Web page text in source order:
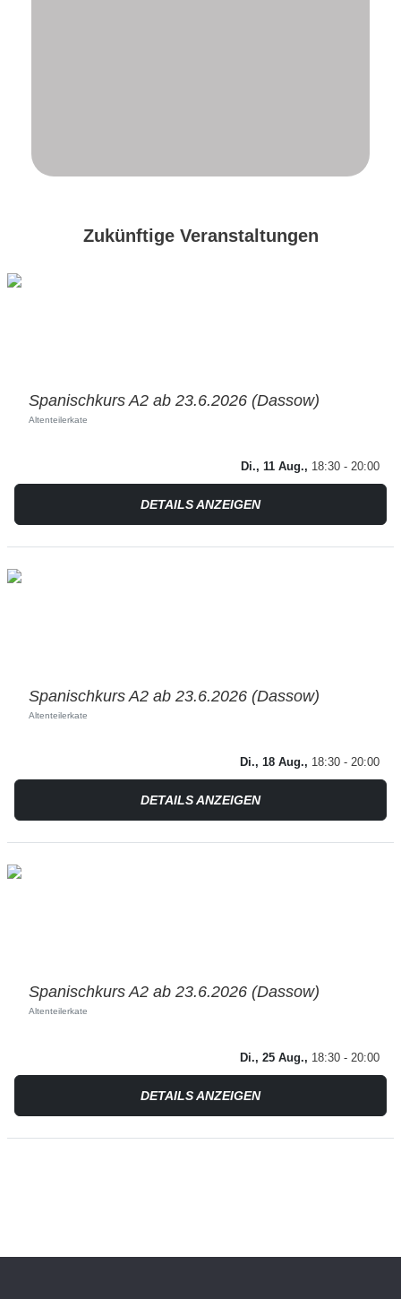
Zukünftige Veranstaltungen
Spanischkurs A2 ab 23.6.2026 (Dassow)
Altenteilerkate
Di., 11 Aug., 18:30 - 20:00
DETAILS ANZEIGEN
Spanischkurs A2 ab 23.6.2026 (Dassow)
Altenteilerkate
Di., 18 Aug., 18:30 - 20:00
DETAILS ANZEIGEN
Spanischkurs A2 ab 23.6.2026 (Dassow)
Altenteilerkate
Di., 25 Aug., 18:30 - 20:00
DETAILS ANZEIGEN